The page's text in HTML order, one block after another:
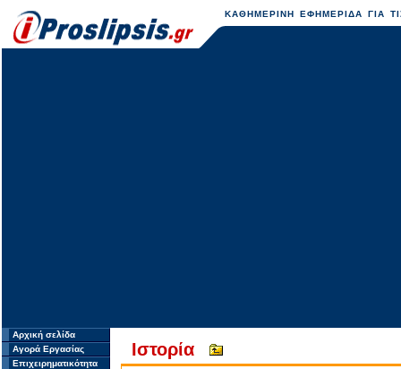
ΚΑΘΗΜΕΡΙΝΗ ΕΦΗΜΕΡΙΔΑ ΓΙΑ
Αρχική σελίδα
Αγορά Εργασίας
Επιχειρηματικότητα
Ιστορία